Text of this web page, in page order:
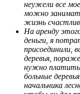
неужели все
можно
жизнь
На аренду
деньги, я
присоединили,
деревья,
нужно платить
больные
начальника